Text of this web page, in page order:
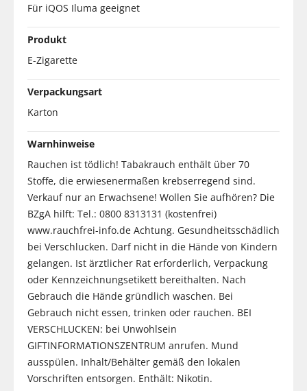
Für iQOS Iluma geeignet
Produkt
E-Zigarette
Verpackungsart
Karton
Warnhinweise
Rauchen ist tödlich! Tabakrauch enthält über 70
Stoffe, die erwiesenermaßen krebserregend sind.
Verkauf nur an Erwachsene! Wollen Sie aufhören? Die
BZgA hilft: Tel.: 0800 8313131 (kostenfrei)
www.rauchfrei-info.de Achtung. Gesundheitsschädlich
bei Verschlucken. Darf nicht in die Hände von Kindern
gelangen. Ist ärztlicher Rat erforderlich, Verpackung
oder Kennzeichnungsetikett bereithalten. Nach
Gebrauch die Hände gründlich waschen. Bei
Gebrauch nicht essen, trinken oder rauchen. BEI
VERSCHLUCKEN: bei Unwohlsein
GIFTINFORMATIONSZENTRUM anrufen. Mund
ausspülen. Inhalt/Behälter gemäß den lokalen
Vorschriften entsorgen. Enthält: Nikotin.